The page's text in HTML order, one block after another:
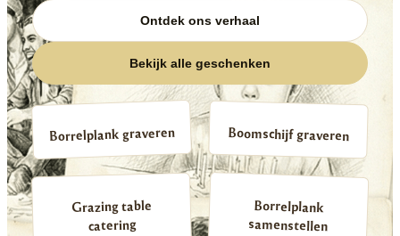
Ontdek ons verhaal
Bekijk alle geschenken
Borrelplank graveren Boomschijf graveren
Grazing table
catering
Borrelplank
samenstellen